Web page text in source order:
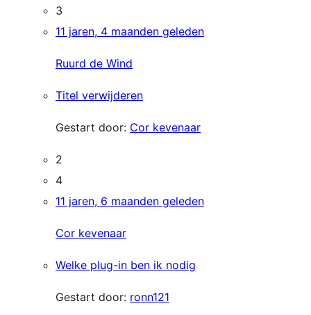
3
11 jaren, 4 maanden geleden
Ruurd de Wind
Titel verwijderen
Gestart door: Cor kevenaar
2
4
11 jaren, 6 maanden geleden
Cor kevenaar
Welke plug-in ben ik nodig
Gestart door: ronn121